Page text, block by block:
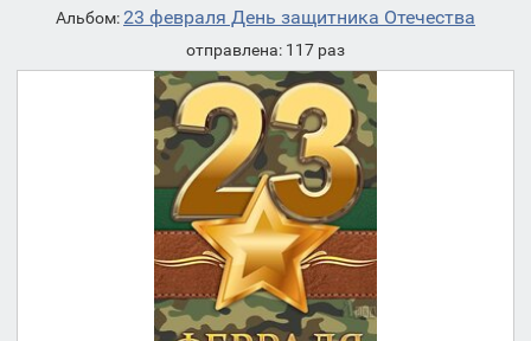
Альбом: 23 февраля День защитника Отечества
отправлена: 117 раз